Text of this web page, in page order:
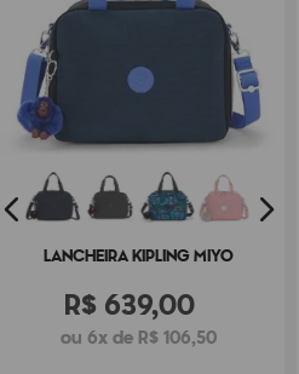
LANCHEIRA KIPLING MIYO
R$ 639,00
ou 6x de R$ 106,50